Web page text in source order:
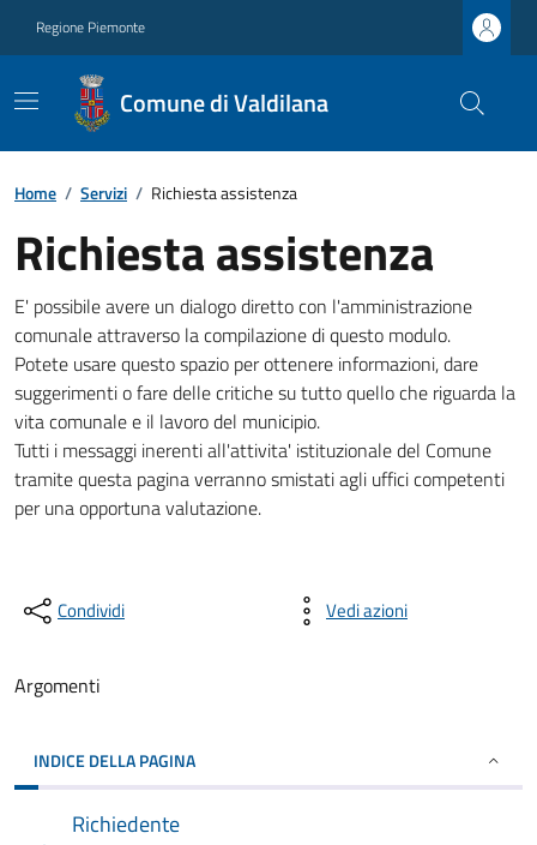
Regione Piemonte
Comune di Valdilana
Home / Servizi / Richiesta assistenza
Richiesta assistenza
E' possibile avere un dialogo diretto con l'amministrazione
comunale attraverso la compilazione di questo modulo.
Potete usare questo spazio per ottenere informazioni, dare
suggerimenti o fare delle critiche su tutto quello che riguarda la
vita comunale e il lavoro del municipio.
Tutti i messaggi inerenti all'attivita' istituzionale del Comune
tramite questa pagina verranno smistati agli uffici competenti
per una opportuna valutazione.
Condividi Vedi azioni
Argomenti
INDICE DELLA PAGINA
Richiedente